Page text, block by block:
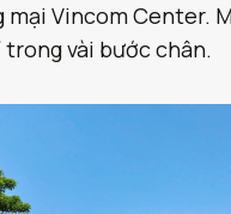
Vincom Center.
trong vài bước chân.